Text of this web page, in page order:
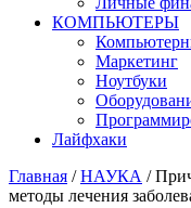
КОМПЬЮТЕРЫ
Маркетинг
Ноутбуки
Лайфхаки
Главная /НАУКА /
методы лечения